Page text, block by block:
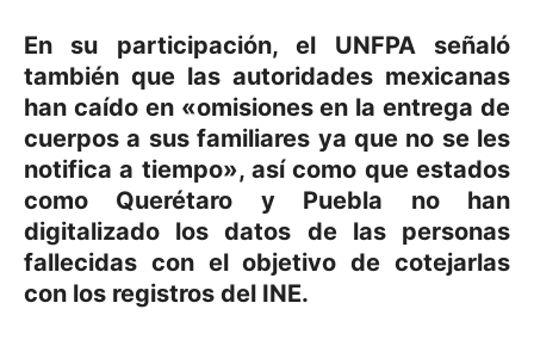
En su participación, el UNFPA señaló
también que las autoridades mexicanas
han caído en «omisiones en la entrega de
cuerpos a sus familiares ya que no se les
notifica a tiempo», así como que estados
como Querétaro y Puebla no han
digitalizado los datos de las personas
fallecidas con el objetivo de cotejarlas
con los registros del INE.